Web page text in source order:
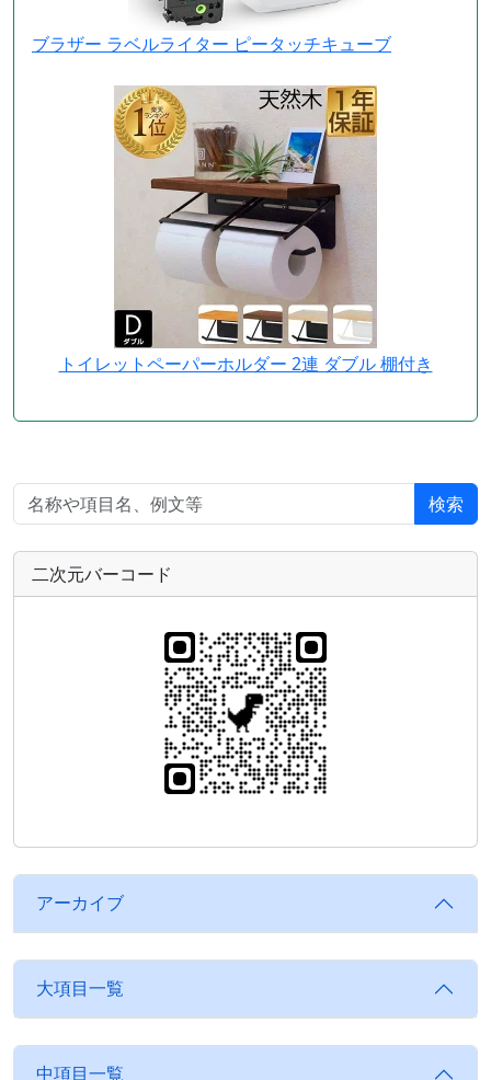
ブラザー ラベルライター ピータッチキューブ
トイレットペーパーホルダー 2連 ダブル 棚付き
検索
二次元バーコード
アーカイブ
大項目一覧
中項目一覧